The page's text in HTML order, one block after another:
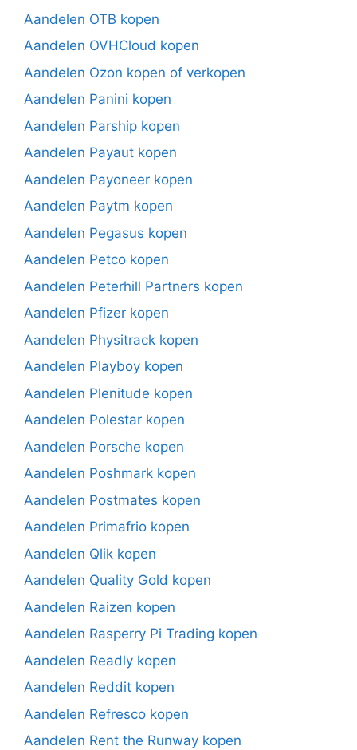
Aandelen OTB kopen
Aandelen OVHCloud kopen
Aandelen Ozon kopen of verkopen
Aandelen Panini kopen
Aandelen Parship kopen
Aandelen Payaut kopen
Aandelen Payoneer kopen
Aandelen Paytm kopen
Aandelen Pegasus kopen
Aandelen Petco kopen
Aandelen Peterhill Partners kopen
Aandelen Pfizer kopen
Aandelen Physitrack kopen
Aandelen Playboy kopen
Aandelen Plenitude kopen
Aandelen Polestar kopen
Aandelen Porsche kopen
Aandelen Poshmark kopen
Aandelen Postmates kopen
Aandelen Primafrio kopen
Aandelen Qlik kopen
Aandelen Quality Gold kopen
Aandelen Raizen kopen
Aandelen Rasperry Pi Trading kopen
Aandelen Readly kopen
Aandelen Reddit kopen
Aandelen Refresco kopen
Aandelen Rent the Runway kopen